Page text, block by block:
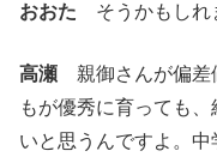
おおた そうかもしれ
高瀬 親御さんが偏差
もが優秀に育っても
いと思うんですよ。